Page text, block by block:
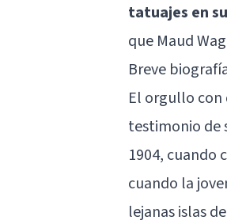
tatuajes en
que Maud
Breve
El orgullo con
testimonio de
1904, cuando
cuando la
lejanas islas